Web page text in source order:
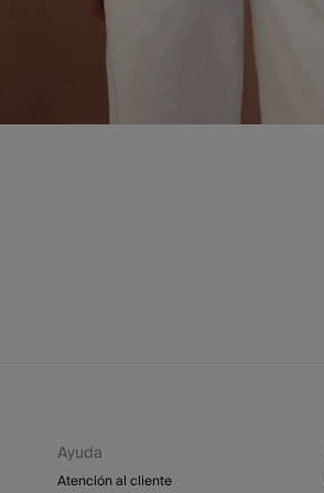
Ayuda
Atención al cliente